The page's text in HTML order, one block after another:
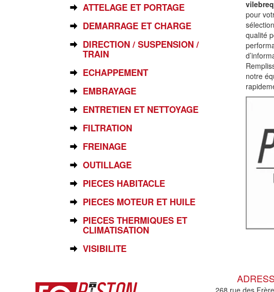
ATTELAGE ET PORTAGE
DEMARRAGE ET CHARGE
DIRECTION / SUSPENSION /
TRAIN
ECHAPPEMENT
EMBRAYAGE
ENTRETIEN ET NETTOYAGE
FILTRATION
FREINAGE
OUTILLAGE
PIECES HABITACLE
PIECES MOTEUR ET HUILE
PIECES THERMIQUES ET
CLIMATISATION
VISIBILITE
pour
qualité
notre